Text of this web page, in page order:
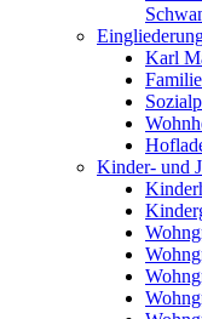
Karl
Kinder- und